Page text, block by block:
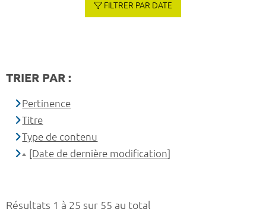
Résultats 1 à 25 sur 55 au total
FILTRER PAR DATE
TRIER PAR :
Pertinence
Titre
Type de contenu
[Date de dernière modification]